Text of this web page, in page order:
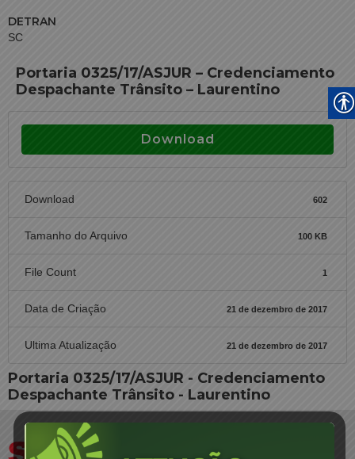
DETRAN
SC
Portaria 0325/17/ASJUR – Credenciamento
Despachante Trânsito – Laurentino
Download
Download 602
Tamanho do Arquivo 100 KB
File Count 1
Data de Criação 21 de dezembro de 2017
Ultima Atualização 21 de dezembro de 2017
Portaria 0325/17/ASJUR - Credenciamento
Despachante Trânsito - Laurentino